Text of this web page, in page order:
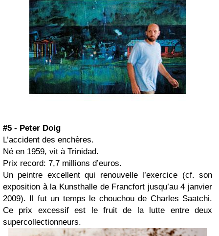
#5 - Peter Doig
L’accident des enchères.
Né en 1959, vit à Trinidad.
Prix record: 7,7 millions d’euros.
Un peintre excellent qui renouvelle l’exercice (cf. son
exposition à la Kunsthalle de Francfort jusqu’au 4 janvier
2009). Il fut un temps le chouchou de Charles Saatchi.
Ce prix excessif est le fruit de la lutte entre deux
supercollectionneurs.